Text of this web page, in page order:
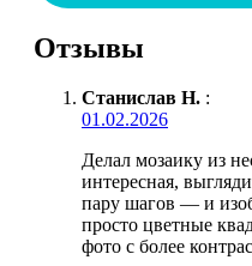
Отзывы
Станислав Н. :
01.02.2026
Делал мозаику из
интересная,
пару шагов — и
просто цветные
фото с более